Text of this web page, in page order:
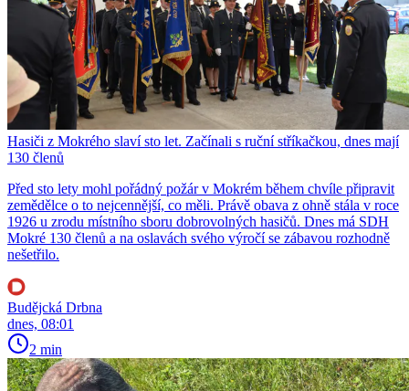
Hasiči z Mokrého slaví sto let. Začínali s ruční stříkačkou, dnes mají
130 členů
Před sto lety mohl pořádný požár v Mokrém během chvíle připravit
zemědělce o to nejcennější, co měli. Právě obava z ohně stála v roce
1926 u zrodu místního sboru dobrovolných hasičů. Dnes má SDH
Mokré 130 členů a na oslavách svého výročí se zábavou rozhodně
nešetřilo.
Budějcká Drbna
dnes, 08:01
2 min